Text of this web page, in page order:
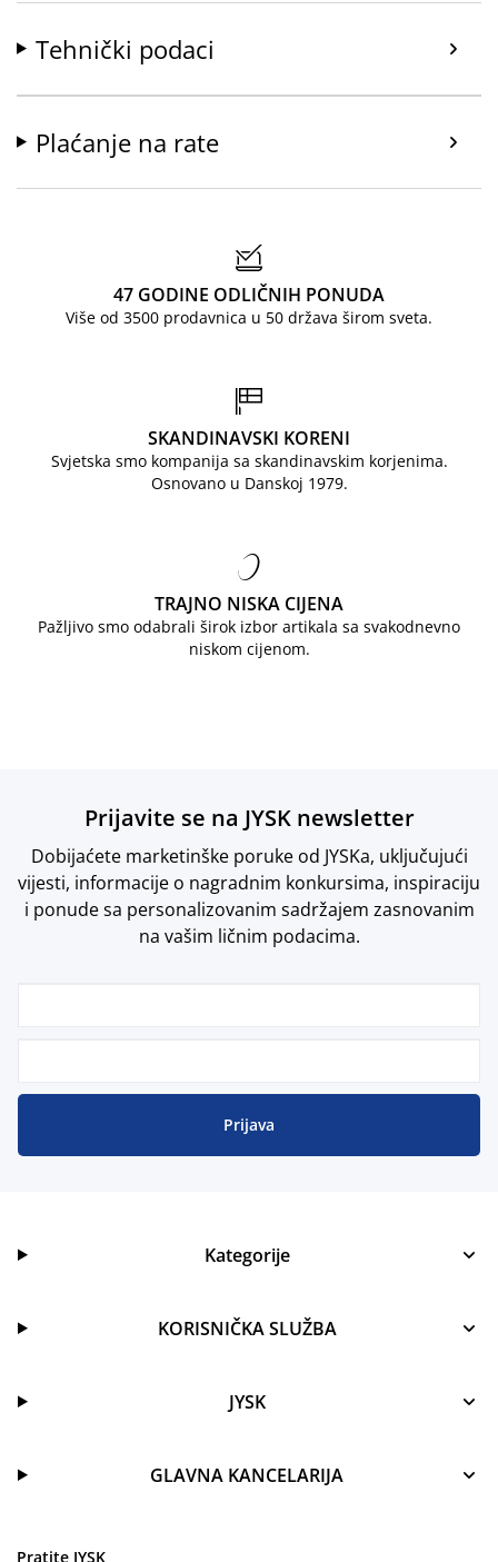
Tehnički podaci
Plaćanje na rate
47 GODINE ODLIČNIH PONUDA
Više od 3500 prodavnica u 50 država širom sveta.
SKANDINAVSKI KORENI
Svjetska smo kompanija sa skandinavskim korjenima.
Osnovano u Danskoj 1979.
TRAJNO NISKA CIJENA
Pažljivo smo odabrali širok izbor artikala sa svakodnevno
niskom cijenom.
Prijavite se na JYSK newsletter
Dobijaćete marketinške poruke od JYSKa, uključujući
vijesti, informacije o nagradnim konkursima, inspiraciju
i ponude sa personalizovanim sadržajem zasnovanim
na vašim ličnim podacima.
Prijava
Kategorije
KORISNIČKA SLUŽBA
JYSK
GLAVNA KANCELARIJA
Pratite JYSK